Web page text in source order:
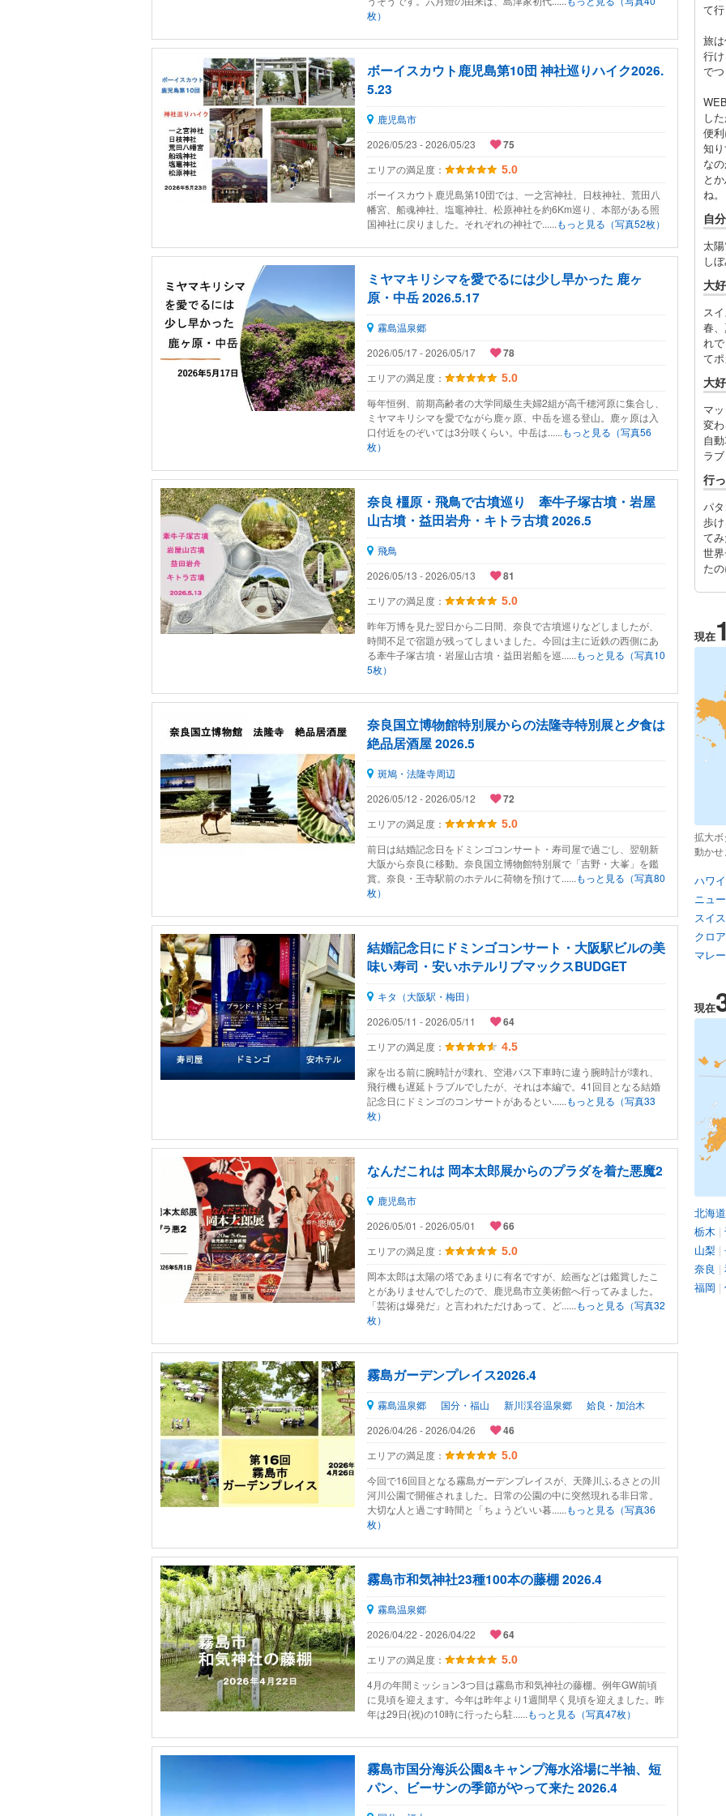
枚）
ボーイスカウト鹿児島第10団 神社巡りハイク2026.
5.23
鹿児島市
2026/05/23 - 2026/05/23
75
エリアの満足度： 5.0
ボーイスカウト鹿児島第10団では、一之宮神社、日枝神社、荒田八
幡宮、船魂神社、塩竈神社、松原神社を約6Km巡り、本部がある照
国神社に戻りました。それぞれの神社で......もっと見る（写真52枚）
ミヤマキリシマを愛でるには少し早かった 鹿ヶ
原・中岳 2026.5.17
霧島温泉郷
2026/05/17 - 2026/05/17
78
エリアの満足度： 5.0
毎年恒例、前期高齢者の大学同級生夫婦2組が高千穂河原に集合し、
ミヤマキリシマを愛でながら鹿ヶ原、中岳を巡る登山。鹿ヶ原は入
口付近をのぞいては3分咲くらい。中岳は......もっと見る（写真56
枚）
奈良 橿原・飛鳥で古墳巡り 牽牛子塚古墳・岩屋
山古墳・益田岩舟・キトラ古墳 2026.5
飛鳥
2026/05/13 - 2026/05/13
81
エリアの満足度： 5.0
昨年万博を見た翌日から二日間、奈良で古墳巡りなどしましたが、
時間不足で宿題が残ってしまいました。今回は主に近鉄の西側にあ
る牽牛子塚古墳・岩屋山古墳・益田岩船を巡......もっと見る（写真10
5枚）
奈良国立博物館特別展からの法隆寺特別展と夕食は
絶品居酒屋 2026.5
斑鳩・法隆寺周辺
2026/05/12 - 2026/05/12
72
エリアの満足度： 5.0
前日は結婚記念日をドミンゴコンサート・寿司屋で過ごし、翌朝新
大阪から奈良に移動。奈良国立博物館特別展で「吉野・大峯」を鑑
賞。奈良・王寺駅前のホテルに荷物を預けて......もっと見る（写真80
枚）
結婚記念日にドミンゴコンサート・大阪駅ビルの美
味い寿司・安いホテルリブマックスBUDGET
キタ（大阪駅・梅田）
2026/05/11 - 2026/05/11
64
エリアの満足度： 4.5
家を出る前に腕時計が壊れ、空港バス下車時に違う腕時計が壊れ、
飛行機も遅延トラブルでしたが、それは本編で。41回目となる結婚
記念日にドミンゴのコンサートがあるとい......もっと見る（写真33
枚）
なんだこれは 岡本太郎展からのプラダを着た悪魔2
鹿児島市
2026/05/01 - 2026/05/01
66
エリアの満足度： 5.0
岡本太郎は太陽の塔であまりに有名ですが、絵画などは鑑賞したこ
とがありませんでしたので、鹿児島市立美術館へ行ってみました。
「芸術は爆発だ」と言われただけあって、ど......もっと見る（写真32
枚）
霧島ガーデンプレイス2026.4
霧島温泉郷 国分・福山 新川渓谷温泉郷
姶良・加治木
2026/04/26 - 2026/04/26
46
エリアの満足度： 5.0
今回で16回目となる霧島ガーデンプレイスが、天降川ふるさとの川
河川公園で開催されました。日常の公園の中に突然現れる非日常。
大切な人と過ごす時間と「ちょうどいい暮......もっと見る（写真36
枚）
霧島市和気神社23種100本の藤棚 2026.4
霧島温泉郷
2026/04/22 - 2026/04/22
64
エリアの満足度： 5.0
4月の年間ミッション3つ目は霧島市和気神社の藤棚。例年GW前頃
に見頃を迎えます。今年は昨年より1週間早く見頃を迎えました。昨
年は29日(祝)の10時に行ったら駐......もっと見る（写真47枚）
霧島市国分海浜公園&キャンプ海水浴場に半袖、短
パン、ビーサンの季節がやって来た 2026.4
て
旅
行
で
し
便
知
な
と
ね。
自
太
し
大
ス
春
れ
て
大
マ
変
自
ラ
行
パ
歩
て
世
た
現在
拡大
動か
ハワイ
ニュ
スイス
クロ
マレ
現在
北海道
栃木 |
山梨 |
奈良 |
福岡 |